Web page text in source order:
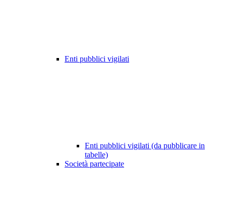
Enti pubblici vigilati
Enti pubblici vigilati (da pubblicare in
tabelle)
Società partecipate